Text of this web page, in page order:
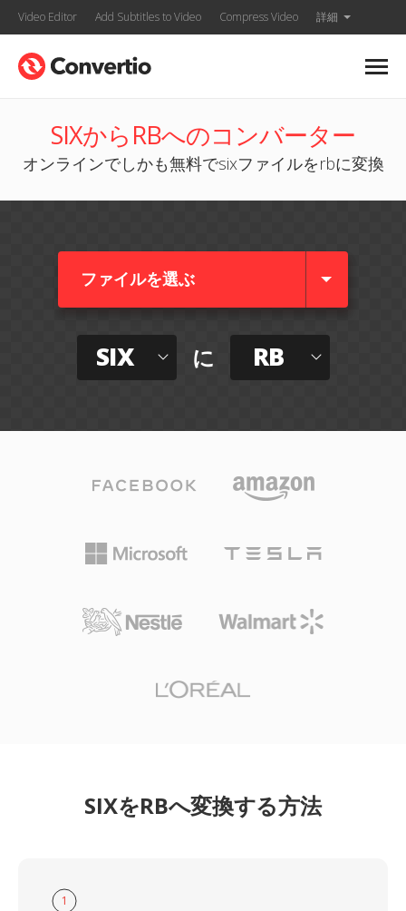
Video Editor Add Subtitles to Video Compress Video 詳細
SIXからRBへのコンバーター
オンラインでしかも無料でsixファイルをrbに変換
ファイルを選ぶ
SIX に RB
SIXをRBへ変換する方法
1